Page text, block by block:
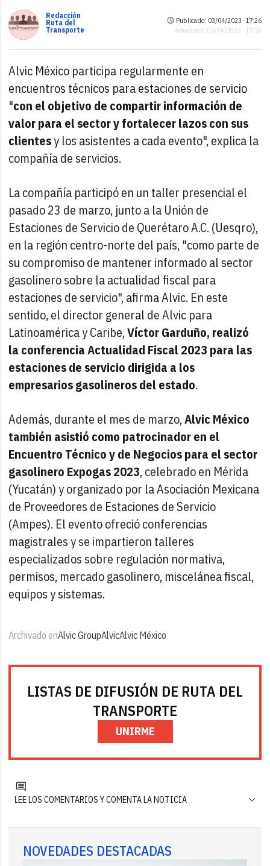
Redacción
Ruta del
Transporte
Publicado: 03/04/2023 ·17:26
Actualizado: 03/04/2023 · 17:26
Alvic México participa regularmente en
encuentros técnicos para estaciones de servicio
"con el objetivo de compartir información de
valor para el sector y fortalecer lazos con sus
clientesy los asistentes a cada evento", explica la
compañía de servicios.
La compañía participó en un taller presencial el
pasado 23 de marzo, junto a la Unión de
Estaciones de Servicio de Querétaro A.C. (Uesqro),
en la región centro-norte del país, "como parte de
su compromiso de mantener informado al sector
gasolinero sobre la actualidad fiscal para
estaciones de servicio", afirma Alvic. En este
sentido, el director general de Alvic para
Latinoamérica y Caribe,Víctor Garduño, realizó
la conferencia Actualidad Fiscal 2023 para las
estaciones de servicio dirigida a los
empresarios gasolineros del estado.
Además, durante el mes de marzo,Alvic México
también asistió como patrocinador en el
Encuentro Técnico y de Negocios para el sector
gasolinero Expogas 2023, celebrado en Mérida
(Yucatán) y organizado por la Asociación Mexicana
de Proveedores de Estaciones de Servicio
(Ampes). El evento ofreció conferencias
magistrales y se impartieron talleres
especializados sobre regulación normativa,
permisos, mercado gasolinero, miscelánea fiscal,
equipos y sistemas.
Archivado enAlvic GroupAlvicAlvic México
LISTAS DE DIFUSIÓN DE RUTA DEL
TRANSPORTE
UNIRME
LEE LOS COMENTARIOS Y COMENTA LA NOTICIA
NOVEDADES DESTACADAS